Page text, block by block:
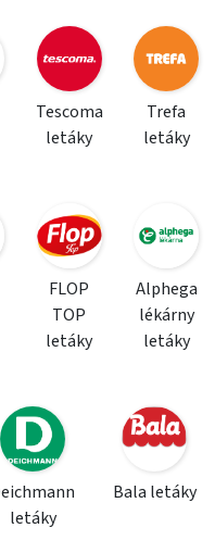
Tescoma
letáky
Trefa
letáky
FLOP
TOP
letáky
Alphega
lékárny
letáky
letáky
Bala letáky